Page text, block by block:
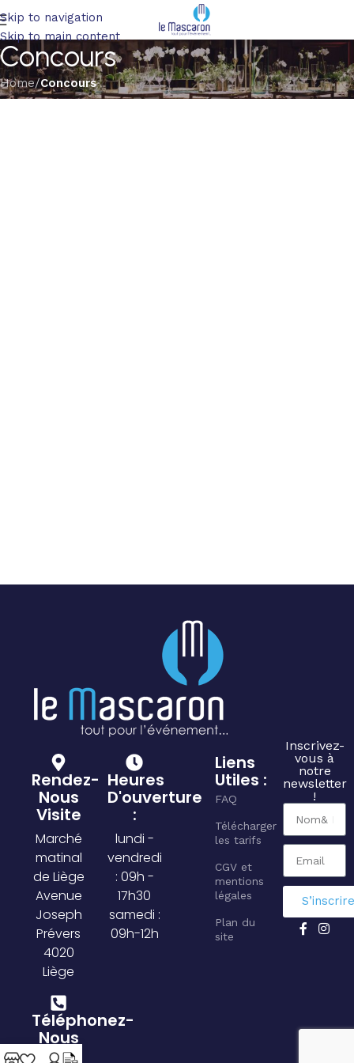
Skip to navigation
Skip to main content
Concours
Home/Concours
Rendez-
Nous
Visite
Marché
matinal
de Liège
Avenue
Joseph
Prévers
4020
Liège
Téléphonez-
Nous
Heures
D'ouverture
:
lundi -
vendredi
: 09h -
17h30
samedi :
09h-12h
Liens
Utiles :
FAQ
Télécharger
les tarifs
CGV et
mentions
légales
Plan du
site
Inscrivez-
vous à
notre
newsletter
!